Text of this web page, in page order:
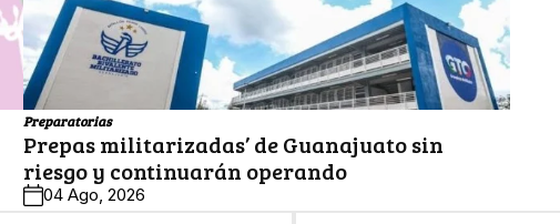
Preparatorias
Prepas militarizadas’ de Guanajuato sin
riesgo y continuarán operando
04 Ago, 2026